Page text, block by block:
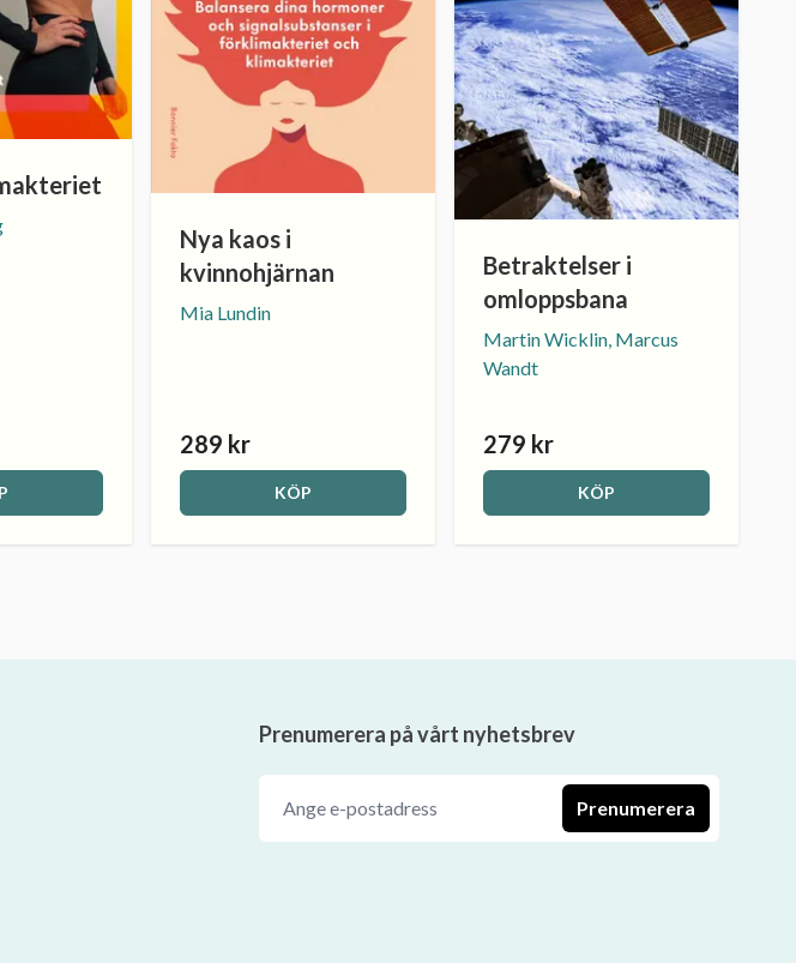
Nya kaos i
kvinnohjärnan
Mia Lundin
289 kr
KÖP
Betraktelser i
omloppsbana
Martin Wicklin, Marcus
Wandt
279 kr
KÖP
Prenumerera på vårt nyhetsbrev
Prenumerera